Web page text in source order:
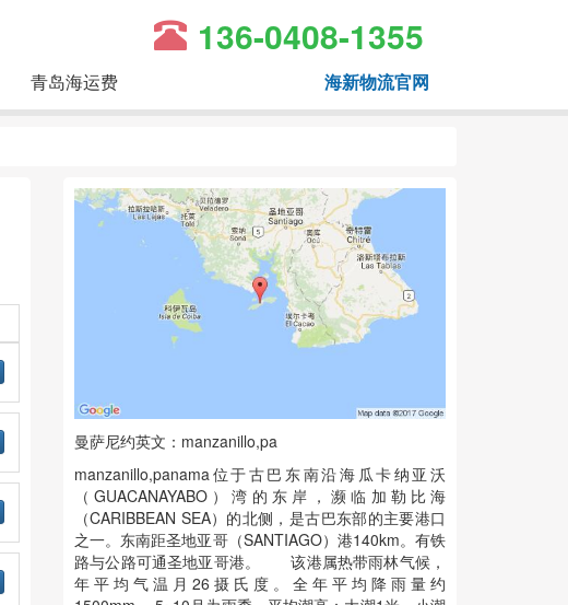
136-0408-1355
青岛海运费 海新物流官网
曼萨尼约英文：manzanillo,pa
manzanillo,panama位于古巴东南沿海瓜卡纳亚沃
（GUACANAYABO）湾的东岸，濒临加勒比海
（CARIBBEAN SEA）的北侧，是古巴东部的主要港口
之一。东南距圣地亚哥（SANTIAGO）港140km。有铁
路与公路可通圣地亚哥港。 该港属热带雨林气候，
年平均气温月26摄氏度。全年平均降雨量约